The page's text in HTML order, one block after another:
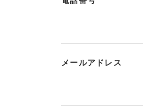
メールアドレス